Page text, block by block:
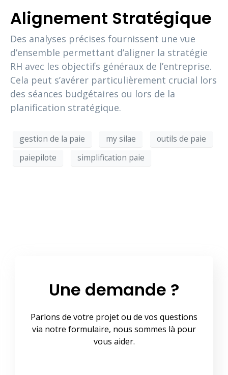
Alignement Stratégique
Des analyses précises fournissent une vue
d’ensemble permettant d’aligner la stratégie
RH avec les objectifs généraux de l’entreprise.
Cela peut s’avérer particulièrement crucial lors
des séances budgétaires ou lors de la
planification stratégique.
gestion de la paie my silae
outils de paie
paiepilote
simplification paie
Une demande ?
Parlons de votre projet ou de vos questions
via notre formulaire, nous sommes là pour
vous aider.